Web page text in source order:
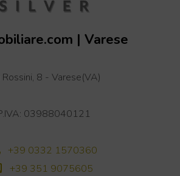
| Varese
Rossini, 8 - Varese(VA)
03988040121
+39 0332 1570360
+39 351 9075605